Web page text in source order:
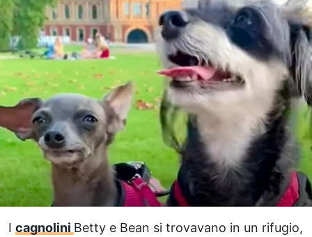
I cagnolini Betty e Bean si trovavano in un rifugio,